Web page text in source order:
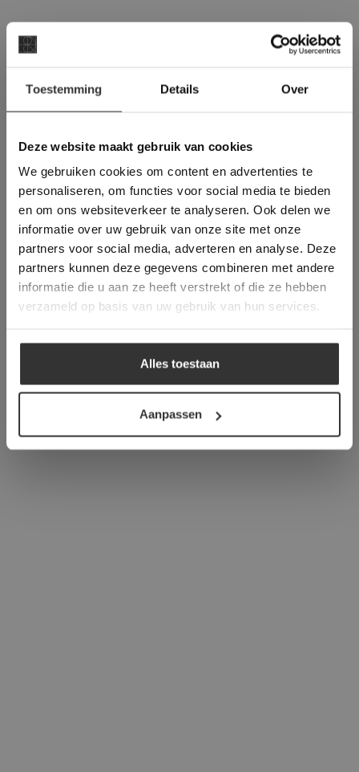
Toestemming Details Over
Deze website maakt gebruik van cookies
We gebruiken cookies om content en advertenties te
personaliseren, om functies voor social media te bieden
en om ons websiteverkeer te analyseren. Ook delen we
informatie over uw gebruik van onze site met onze
partners voor social media, adverteren en analyse. Deze
partners kunnen deze gegevens combineren met andere
informatie die u aan ze heeft verstrekt of die ze hebben
verzameld op basis van uw gebruik van hun services.
Alles toestaan
Aanpassen
#1 in de categorie vloeren op Trustpilot
Binnen 24 uur een passende offerte
Meer dan 500 m2 showroom
Deze website maakt
gebruik van cookies.
This Cookie Banner was deleted and is no
longer working. Please contact the website
administrator.
Deze website gebruikt cookies om de
gebruikerservaring te verbeteren. Door
gebruik te maken van onze website geeft u
toestemming voor alle cookies in
overeenstemming met ons cookiebeleid.Lees
verder
ALLES ACCEPTEREN
ALLES AFWIJZEN
DETAILS WEERGEVEN